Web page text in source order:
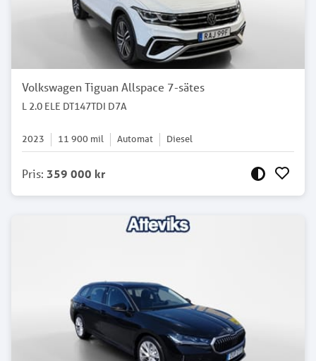
Volkswagen Tiguan Allspace 7-sätes
L 2.0 ELE DT147TDI D7A
2023 11 900 mil Automat Diesel
Pris: 359 000 kr